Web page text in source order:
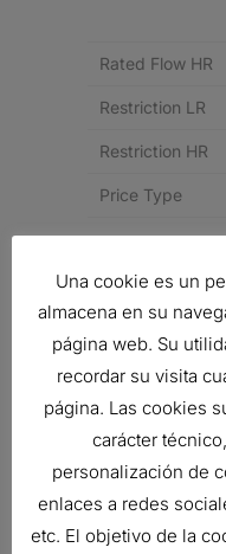
Rated Flow HR
Restriction LR
Restriction HR
Price Type
FILTRO
Ref:P528722
FILTRO DE
Una cookie es un
almacena en su
página web. Su
recordar su visita
página. Las cookies
carácter
personalización de
enlaces a redes
etc. El objetivo de la